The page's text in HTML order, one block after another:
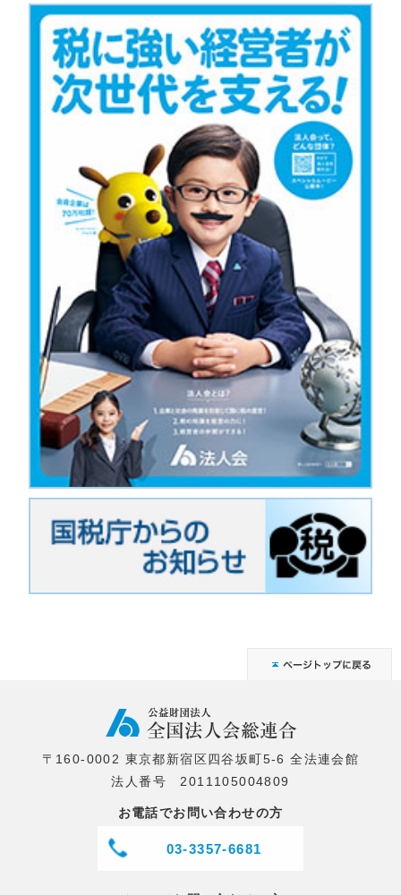
〒160-0002 東京都新宿区四谷坂町5-6 全法連会館
法人番号 2011105004809
お電話でお問い合わせの方
03-3357-6681